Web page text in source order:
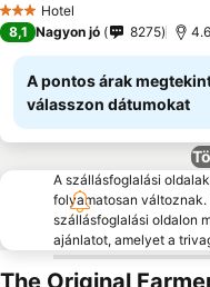
3 Kategória
Hotel
8,1 Nagyon jó 8275
A pontos árak
válasszon dátumokat
A szállásfoglalási
folyamatosan változnak.
szállásfoglalási oldalon
ajánlatot, amelyet a
The Original